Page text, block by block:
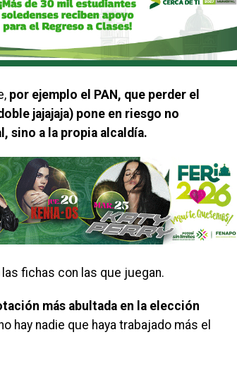
por ejemplo el PAN, que perder el
jajajaja) pone en riesgo no
sino a la propia alcaldía.
fichas con las que juegan.
más abultada en la elección
hay nadie que haya trabajado más el